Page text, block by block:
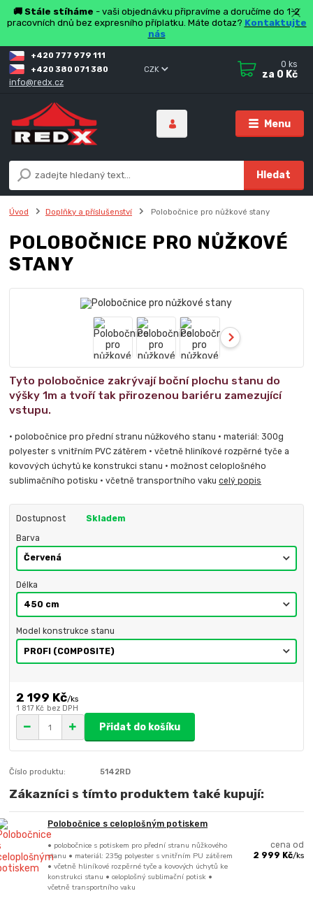
🚚 Stále stíháme - vaši objednávku připravíme a doručíme do 1-2
pracovních dnů bez expresního příplatku. Máte dotaz? Kontaktujte
nás
Menu
CZK
Hledat
+420 777 979 111
+420 380 071 380
info@redx.cz
0 ks
za 0 Kč
Úvod Doplňky a příslušenství Polobočnice pro nůžkové stany
POLOBOČNICE PRO NŮŽKOVÉ
STANY
Tyto polobočnice zakrývají boční plochu stanu do
výšky 1m a tvoří tak přirozenou bariéru zamezující
vstupu.
• polobočnice pro přední stranu nůžkového stanu • materiál: 300g
polyester s vnitřním PVC zátěrem • včetně hliníkové rozpěrné tyče a
kovových úchytů ke konstrukci stanu • možnost celoplošného
sublimačního potisku • včetně transportního vakucelý popis
Dostupnost Skladem
Barva
Délka
Model konstrukce stanu
2 199 Kč/ks
1 817 Kč bez DPH
Přidat do košíku
Číslo produktu: 5142RD
Zákazníci s tímto produktem také kupují:
Polobočnice s celoplošným potiskem
• polobočnice s potiskem pro přední stranu nůžkového
stanu • materiál: 235g polyester s vnitřním PU zátěrem
• včetně hliníkové rozpěrné tyče a kovových úchytů ke
konstrukci stanu • celoplošný sublimační potisk •
včetně transportního vaku
cena od
2 999 Kč/ks